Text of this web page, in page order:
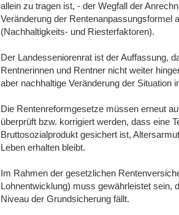
allein zu tragen ist, - der Wegfall der
Veränderung der Rentenanpassungsformel
(Nachhaltigkeits- und Riesterfaktoren).
Der Landesseniorenrat ist der Auffassung,
Rentnerinnen und Rentner nicht weiter
aber nachhaltige Veränderung der Situation
Die Rentenreformgesetze müssen erneut
überprüft bzw. korrigiert werden, dass eine
Bruttosozialprodukt gesichert ist,
Leben erhalten bleibt.
Im Rahmen der gesetzlichen
Lohnentwicklung) muss gewährleistet sein,
Niveau der Grundsicherung fällt.